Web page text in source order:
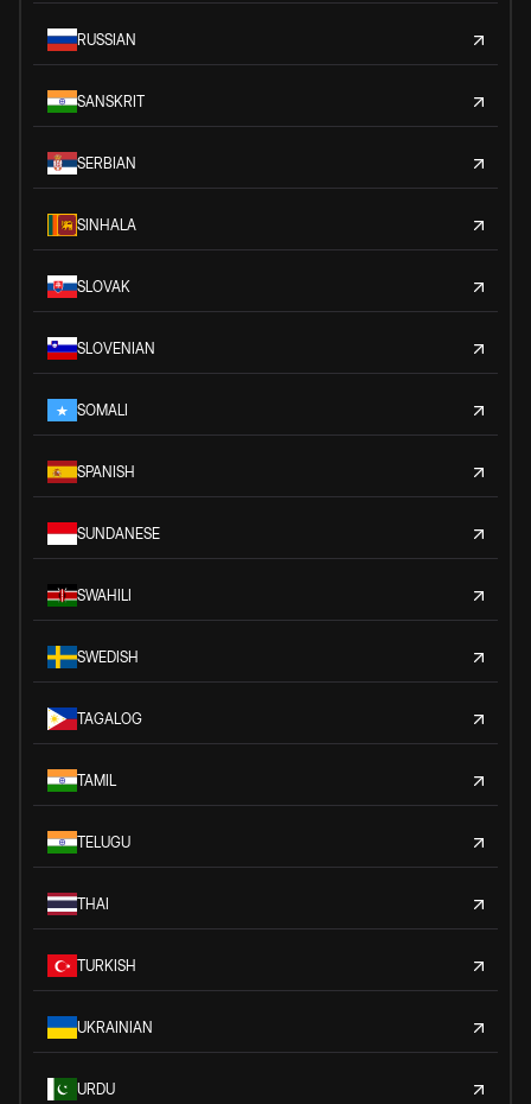
RUSSIAN
SANSKRIT
SERBIAN
SINHALA
SLOVAK
SLOVENIAN
SOMALI
SPANISH
SUNDANESE
SWAHILI
SWEDISH
TAGALOG
TAMIL
TELUGU
THAI
TURKISH
UKRAINIAN
URDU